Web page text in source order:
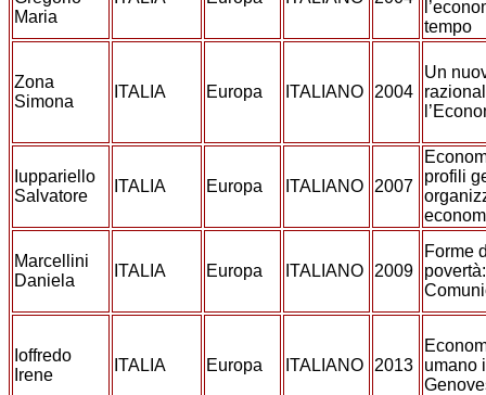
Maria
tempo
Zona
Simona
ITALIA Europa ITALIANO 2004
Un
Iuppariello
Salvatore
ITALIA Europa ITALIANO 2007
profili
Marcellini
Daniela
ITALIA Europa ITALIANO 2009
Forme
Ioffredo
Irene
ITALIA Europa ITALIANO 2013
umano